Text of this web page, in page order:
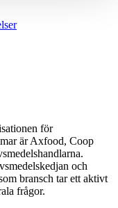
för
är Axfood, Coop
och
bransch tar ett aktivt
frågor.